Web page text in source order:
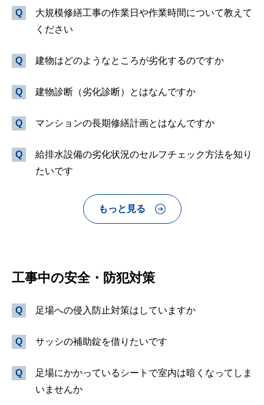
大規模修繕工事の作業日や作業時間について教えて
ください
建物はどのようなところが劣化するのですか
建物診断（劣化診断）とはなんですか
マンションの長期修繕計画とはなんですか
給排水設備の劣化状況のセルフチェック方法を知り
たいです
もっと見る
工事中の安全・防犯対策
足場への侵入防止対策はしていますか
サッシの補助錠を借りたいです
足場にかかっているシートで室内は暗くなってしま
いませんか